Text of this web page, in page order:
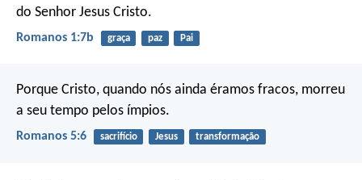
do Senhor Jesus Cristo.
Romanos 1:7b graça paz Pai
Porque Cristo, quando nós ainda éramos fracos, morreu
a seu tempo pelos ímpios.
Romanos 5:6 sacrifício Jesus transformação